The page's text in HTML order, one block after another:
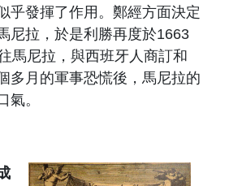
乎發揮了作用。鄭經方面決定
尼拉，於是利勝再度於1663
馬尼拉，與西班牙人商訂和
多月的軍事恐慌後，馬尼拉的
氣。